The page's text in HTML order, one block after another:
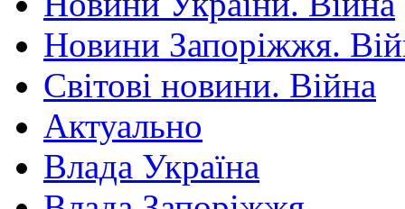
Новини Запоріжжя.
Світові новини. Війна
Актуально
Влада Україна